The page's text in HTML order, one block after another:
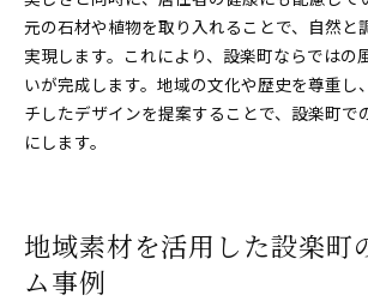
元の石材や植物を取り入れることで、自然と
実現します。これにより、設楽町ならではの
いが完成します。地域の文化や歴史を尊重し
チしたデザインを提案することで、設楽町で
にします。
地域素材を活用した設楽町
ム事例